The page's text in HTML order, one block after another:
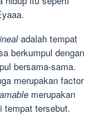
adalah tempat
berkumpul dengan
bersama-sama.
merupakan factor
merupakan
tempat tersebut.